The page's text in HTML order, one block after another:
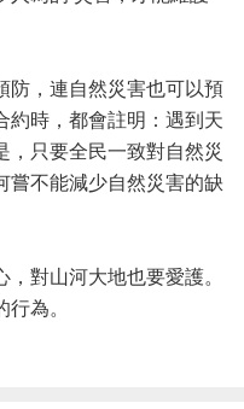
，連自然災害也可以預
約時，都會註明：遇到天
，只要全民一致對自然災
嘗不能減少自然災害的缺
對山河大地也要愛護。
為。